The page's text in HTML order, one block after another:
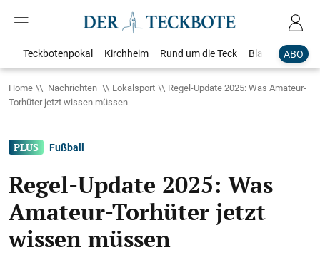
ABO
Teckbotenpokal Kirchheim Rund um die Teck Blaulicht
Home Nachrichten Lokalsport
Regel-Update 2025: Was Amateur-
Torhüter jetzt wissen müssen
Fußball
Regel-Update 2025: Was
Amateur-Torhüter jetzt
wissen müssen